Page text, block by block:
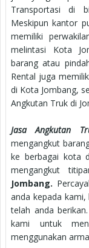
Transportasi di
Meskipun kantor
memiliki
melintasi Kota
barang atau
Rental juga
di Kota Jombang,
Angkutan Truk di
Jasa Angkutan
mengangkut
ke berbagai kota
mengangkut
Jombang.
anda kepada
telah anda
kami untuk
menggunakan